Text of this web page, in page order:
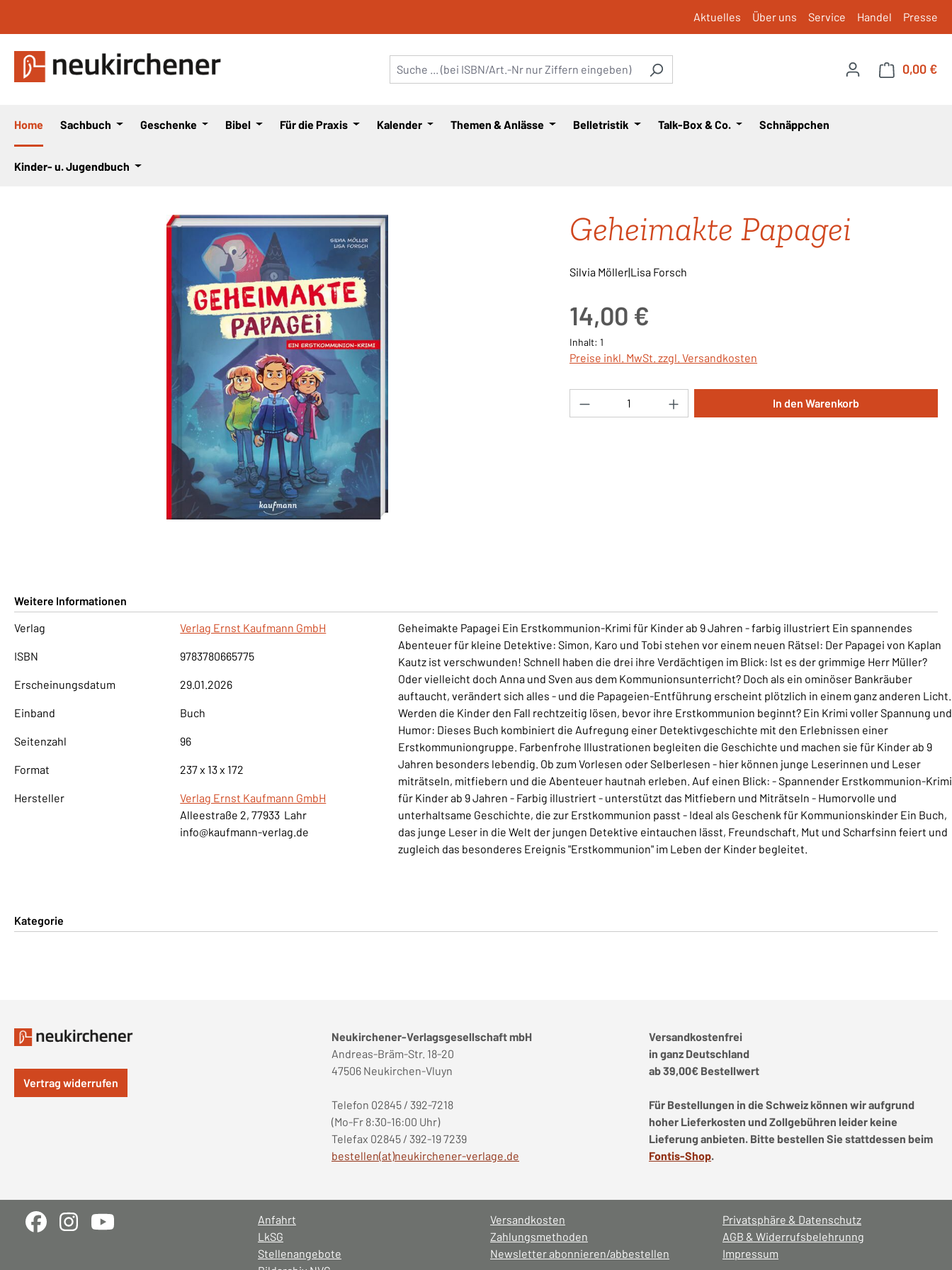
Aktuelles Über uns Service Handel Presse
0,00 €
Home Sachbuch Geschenke Bibel Für die Praxis Kalender Themen & Anlässe Belletristik Talk-Box & Co. Schnäppchen
Kinder- u. Jugendbuch
Geheimakte Papagei
Silvia Möller|Lisa Forsch
14,00 €
Inhalt: 1
Preise inkl. MwSt. zzgl. Versandkosten
Produkt Anzahl: Gib den gewünschten Wert ein
In den Warenkorb
Weitere Informationen
Verlag
Verlag Ernst Kaufmann GmbH
ISBN 9783780665775
Erscheinungsdatum 29.01.2026
Einband Buch
Seitenzahl 96
Format 237 x 13 x 172
Hersteller
Verlag Ernst Kaufmann GmbH
Alleestraße 2, 77933 Lahr
info@kaufmann-verlag.de
Geheimakte Papagei Ein Erstkommunion-Krimi für Kinder ab 9 Jahren - farbig illustriert Ein spannendes
Abenteuer für kleine Detektive: Simon, Karo und Tobi stehen vor einem neuen Rätsel: Der Papagei von Kaplan
Kautz ist verschwunden! Schnell haben die drei ihre Verdächtigen im Blick: Ist es der grimmige Herr Müller?
Oder vielleicht doch Anna und Sven aus dem Kommunionsunterricht? Doch als ein ominöser Bankräuber
auftaucht, verändert sich alles - und die Papageien-Entführung erscheint plötzlich in einem ganz anderen Licht.
Werden die Kinder den Fall rechtzeitig lösen, bevor ihre Erstkommunion beginnt? Ein Krimi voller Spannung und
Humor: Dieses Buch kombiniert die Aufregung einer Detektivgeschichte mit den Erlebnissen einer
Erstkommuniongruppe. Farbenfrohe Illustrationen begleiten die Geschichte und machen sie für Kinder ab 9
Jahren besonders lebendig. Ob zum Vorlesen oder Selberlesen - hier können junge Leserinnen und Leser
miträtseln, mitfiebern und die Abenteuer hautnah erleben. Auf einen Blick: - Spannender Erstkommunion-Krimi
für Kinder ab 9 Jahren - Farbig illustriert - unterstützt das Mitfiebern und Miträtseln - Humorvolle und
unterhaltsame Geschichte, die zur Erstkommunion passt - Ideal als Geschenk für Kommunionskinder Ein Buch,
das junge Leser in die Welt der jungen Detektive eintauchen lässt, Freundschaft, Mut und Scharfsinn feiert und
zugleich das besonderes Ereignis "Erstkommunion" im Leben der Kinder begleitet.
Kategorie
Vertrag widerrufen
Neukirchener-Verlagsgesellschaft mbH
Andreas-Bräm-Str. 18-20
47506 Neukirchen-Vluyn
Telefon 02845 / 392-7218
(Mo-Fr 8:30-16:00 Uhr)
Telefax 02845 / 392-19 7239
bestellen(at)neukirchener-verlage.de
Versandkostenfrei
in ganz Deutschland
ab 39,00€ Bestellwert
Für Bestellungen in die Schweiz können wir aufgrund
hoher Lieferkosten und Zollgebühren leider keine
Lieferung anbieten. Bitte bestellen Sie stattdessen beim
Fontis-Shop.
Anfahrt
LkSG
Stellenangebote
Versandkosten
Zahlungsmethoden
Newsletter abonnieren/abbestellen
Privatsphäre & Datenschutz
AGB & Widerrufsbelehrunng
Impressum